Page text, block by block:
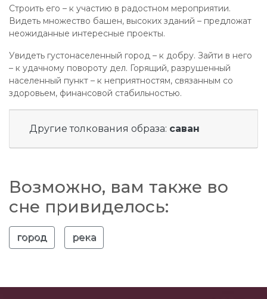
Строить его – к участию в радостном мероприятии.
Видеть множество башен, высоких зданий – предложат
неожиданные интересные проекты.
Увидеть густонаселенный город – к добру. Зайти в него
– к удачному повороту дел. Горящий, разрушенный
населенный пункт – к неприятностям, связанным со
здоровьем, финансовой стабильностью.
Другие толкования образа: саван
Возможно, вам также во
сне привиделось:
город река